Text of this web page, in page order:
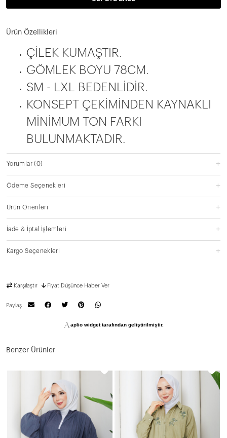
Ürün Özellikleri
ÇİLEK KUMAŞTIR.
GÖMLEK BOYU 78CM.
SM - LXL BEDENLİDİR.
KONSEPT ÇEKİMİNDEN KAYNAKLI
MİNİMUM TON FARKI
BULUNMAKTADIR.
Yorumlar(0)
Ödeme Seçenekleri
Ürün Önerileri
İade & İptal İşlemleri
Kargo Seçenekleri
Karşılaştır Fiyat Düşünce Haber Ver
Paylaş
aplio widget tarafından geliştirilmiştir.
Benzer Ürünler